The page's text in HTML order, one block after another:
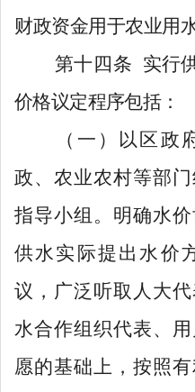
财政资金用于农业用
第十四条 实行
价格议定程序包括：
（一）
以区政
政、农业农村等部
指导小组。明确水价
供水实际提出水价
议， 广泛听取人大
水合作组织代表、
愿的基础上，按照